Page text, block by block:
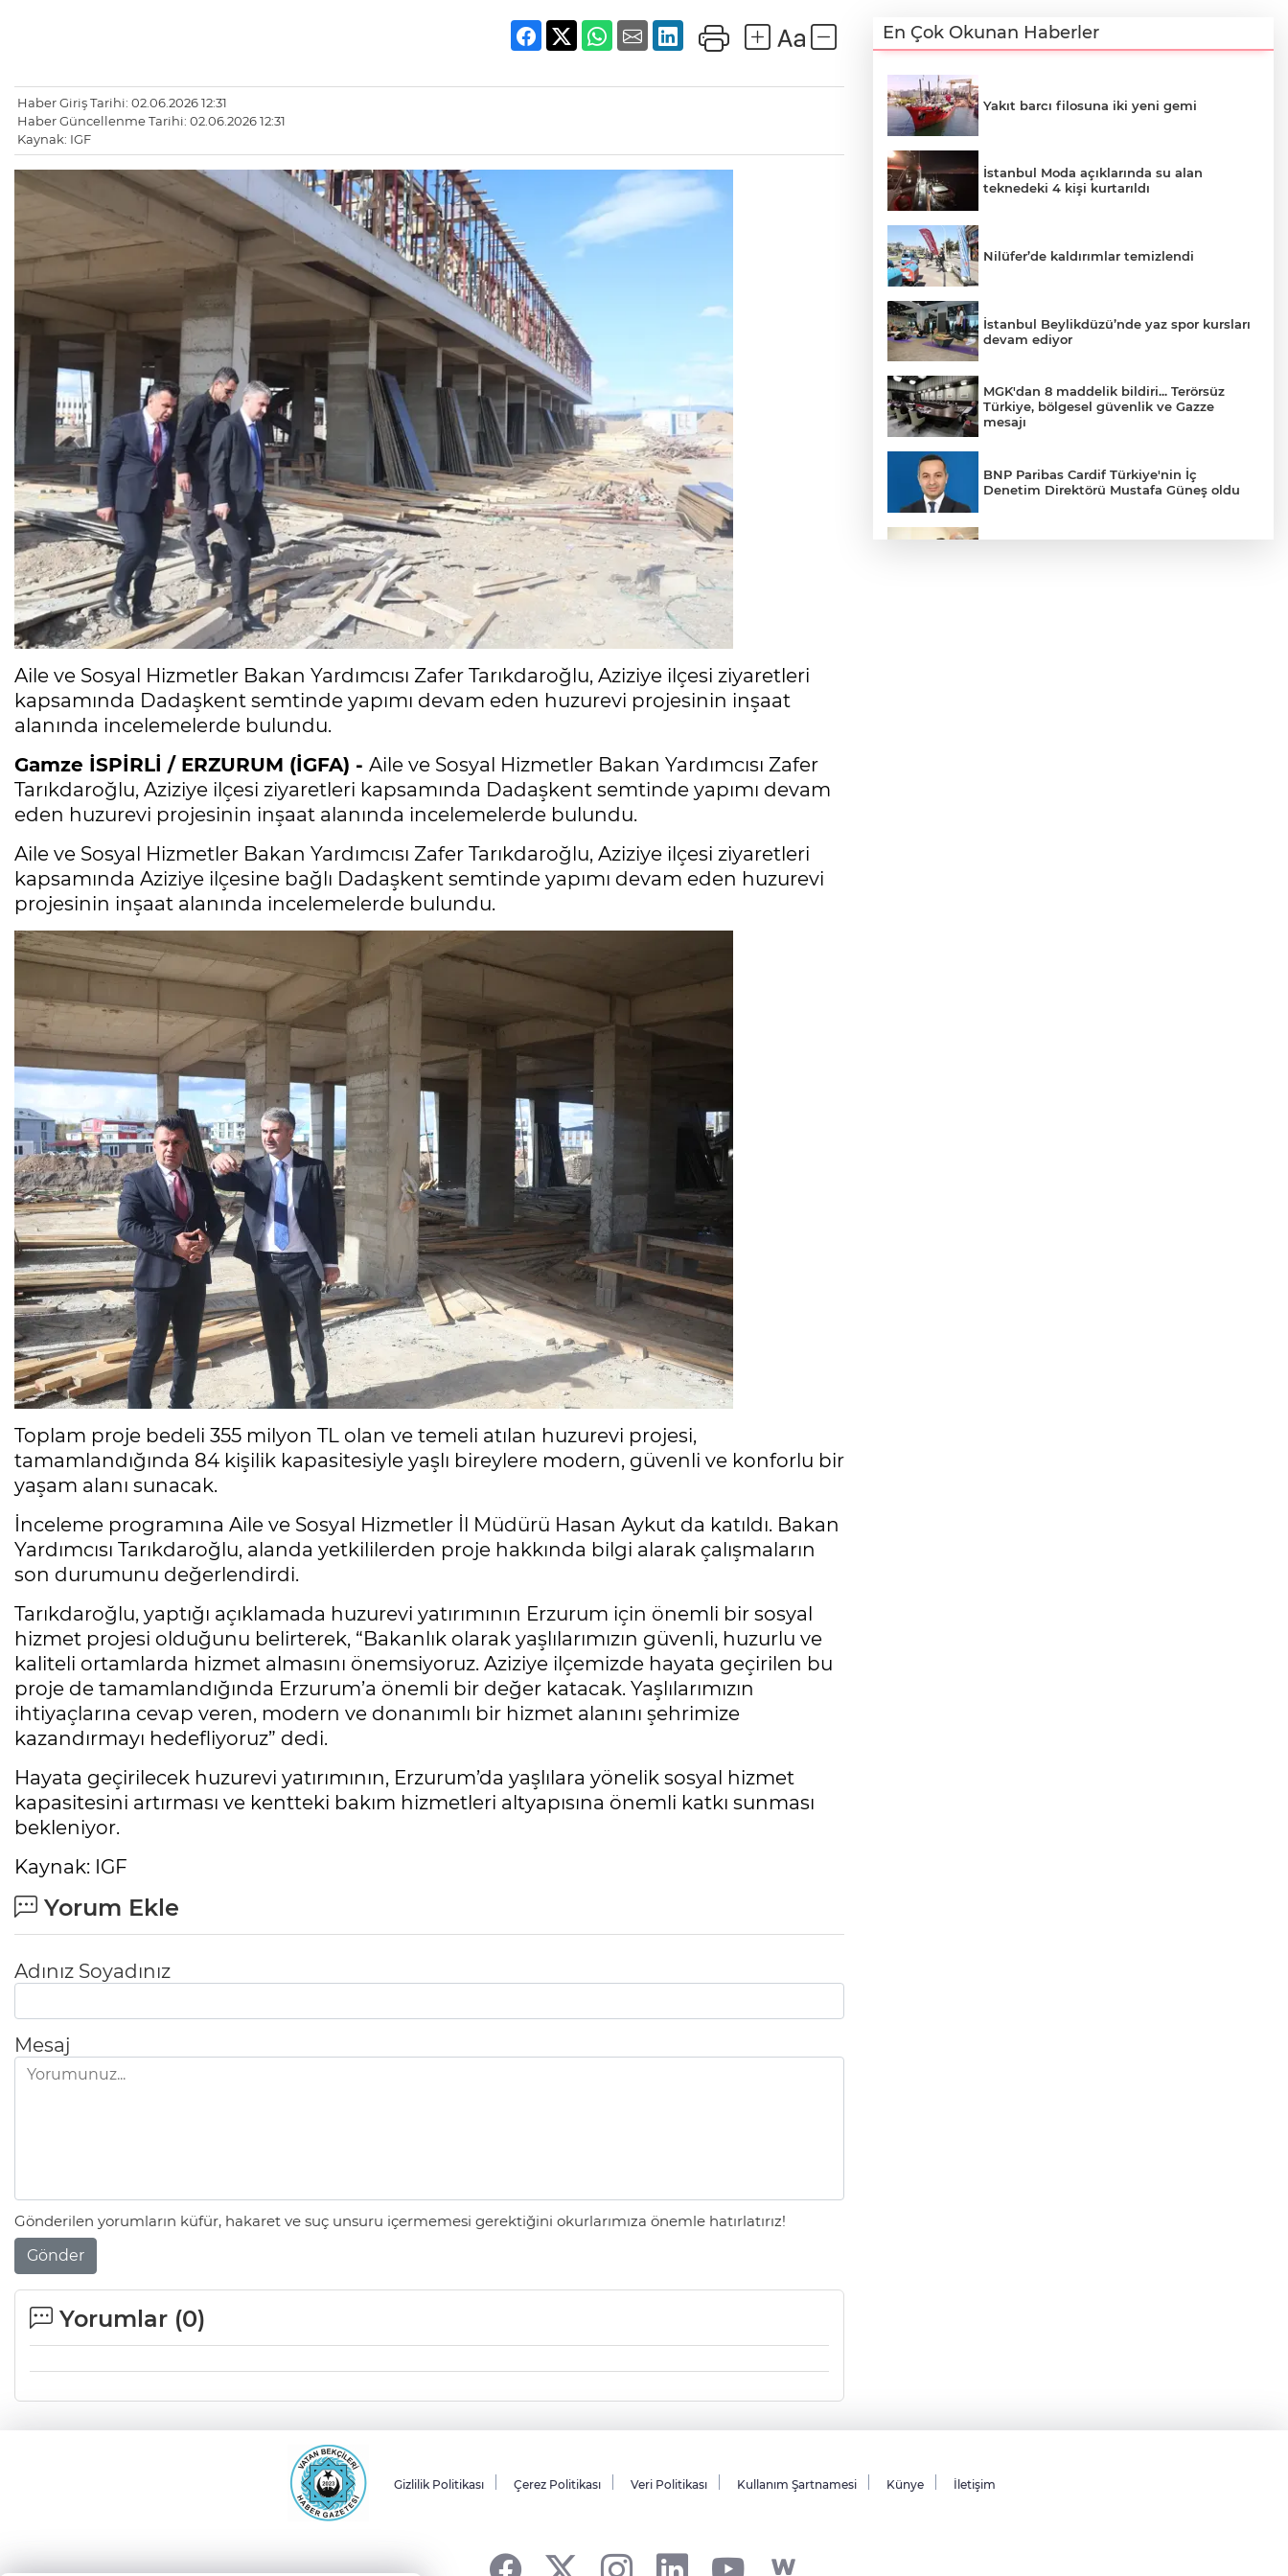
Haber Giriş Tarihi: 02.06.2026 12:31
Haber Güncellenme Tarihi: 02.06.2026 12:31
Kaynak: IGF
Aile ve Sosyal Hizmetler Bakan Yardımcısı Zafer Tarıkdaroğlu, Aziziye ilçesi ziyaretleri
kapsamında Dadaşkent semtinde yapımı devam eden huzurevi projesinin inşaat
alanında incelemelerde bulundu.
Gamze İSPİRLİ / ERZURUM (İGFA) - Aile ve Sosyal Hizmetler Bakan Yardımcısı Zafer
Tarıkdaroğlu, Aziziye ilçesi ziyaretleri kapsamında Dadaşkent semtinde yapımı devam
eden huzurevi projesinin inşaat alanında incelemelerde bulundu.
Aile ve Sosyal Hizmetler Bakan Yardımcısı Zafer Tarıkdaroğlu, Aziziye ilçesi ziyaretleri
kapsamında Aziziye ilçesine bağlı Dadaşkent semtinde yapımı devam eden huzurevi
projesinin inşaat alanında incelemelerde bulundu.
Toplam proje bedeli 355 milyon TL olan ve temeli atılan huzurevi projesi,
tamamlandığında 84 kişilik kapasitesiyle yaşlı bireylere modern, güvenli ve konforlu bir
yaşam alanı sunacak.
İnceleme programına Aile ve Sosyal Hizmetler İl Müdürü Hasan Aykut da katıldı. Bakan
Yardımcısı Tarıkdaroğlu, alanda yetkililerden proje hakkında bilgi alarak çalışmaların
son durumunu değerlendirdi.
Tarıkdaroğlu, yaptığı açıklamada huzurevi yatırımının Erzurum için önemli bir sosyal
hizmet projesi olduğunu belirterek, “Bakanlık olarak yaşlılarımızın güvenli, huzurlu ve
kaliteli ortamlarda hizmet almasını önemsiyoruz. Aziziye ilçemizde hayata geçirilen bu
proje de tamamlandığında Erzurum’a önemli bir değer katacak. Yaşlılarımızın
ihtiyaçlarına cevap veren, modern ve donanımlı bir hizmet alanını şehrimize
kazandırmayı hedefliyoruz” dedi.
Hayata geçirilecek huzurevi yatırımının, Erzurum’da yaşlılara yönelik sosyal hizmet
kapasitesini artırması ve kentteki bakım hizmetleri altyapısına önemli katkı sunması
bekleniyor.
Kaynak: IGF
Yorum Ekle
Adınız Soyadınız
Mesaj
Gönderilen yorumların küfür, hakaret ve suç unsuru içermemesi gerektiğini okurlarımıza önemle hatırlatırız!
Gönder
Yorumlar (0)
En Çok Okunan Haberler
Yakıt barcı filosuna iki yeni gemi
İstanbul Moda açıklarında su alan
teknedeki 4 kişi kurtarıldı
Nilüfer’de kaldırımlar temizlendi
İstanbul Beylikdüzü’nde yaz spor kursları
devam ediyor
MGK'dan 8 maddelik bildiri... Terörsüz
Türkiye, bölgesel güvenlik ve Gazze
mesajı
BNP Paribas Cardif Türkiye'nin İç
Denetim Direktörü Mustafa Güneş oldu
Gizlilik Politikası Çerez Politikası Veri Politikası Kullanım Şartnamesi Künye İletişim